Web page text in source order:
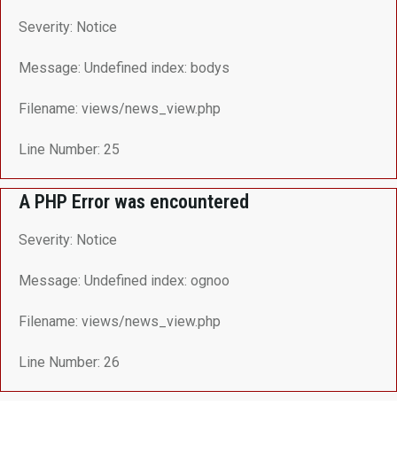
Severity: Notice
Message: Undefined index: bodys
Filename: views/news_view.php
Line Number: 25
A PHP Error was encountered
Severity: Notice
Message: Undefined index: ognoo
Filename: views/news_view.php
Line Number: 26